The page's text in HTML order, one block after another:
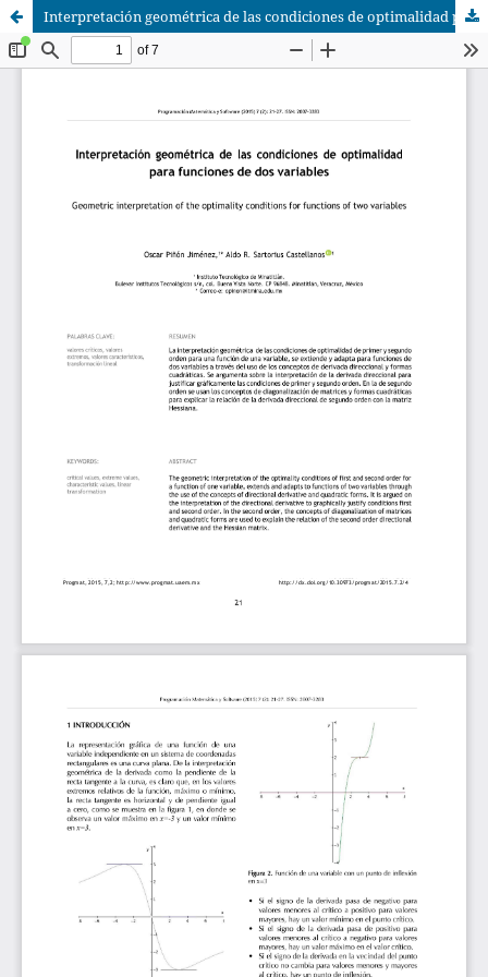
Interpretación geométrica de las condiciones de optimalidad para funciones de dos variables